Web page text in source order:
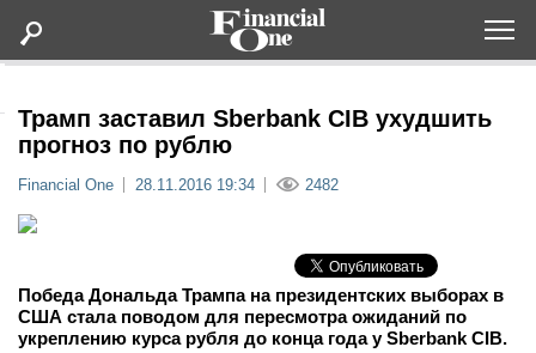
Статьи
Lifestyle
Трамп заставил Sberbank CIB ухудшить
прогноз по рублю
Financial One 28.11.2016 19:34 2482
Победа Дональда Трампа на президентских выборах в
США стала поводом для пересмотра ожиданий по
укреплению курса рубля до конца года у Sberbank CIB.